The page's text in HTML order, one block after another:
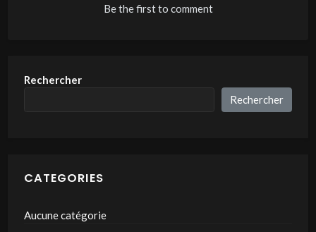
Be the first to comment
Rechercher
Rechercher
CATEGORIES
Aucune catégorie